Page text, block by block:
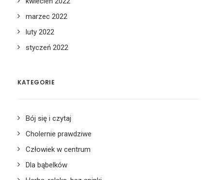
marzec 2022
luty 2022
styczeń 2022
KATEGORIE
Bój się i czytaj
Cholernie prawdziwe
Człowiek w centrum
Dla bąbelków